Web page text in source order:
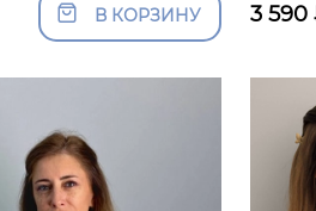
В КОРЗИНУ 3 590